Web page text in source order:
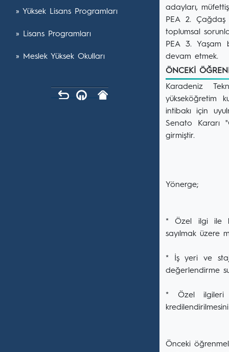
» Yüksek Lisans Programları
» Lisans Programları
» Meslek Yüksek Okulları
adayları,
PEA 2. Çağdaş
toplumsal
PEA 3. Yaşam
devam etmek.
ÖNCEKİ
Karadeniz
yükseköğretim
intibakı için
Senato Kararı
girmiştir.
Yönerge;
* Özel ilgi ile
sayılmak üzere
* İş yeri ve staj
değerlendirme
* Özel ilgileri
Önceki